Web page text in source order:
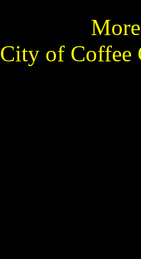
City of Coffee